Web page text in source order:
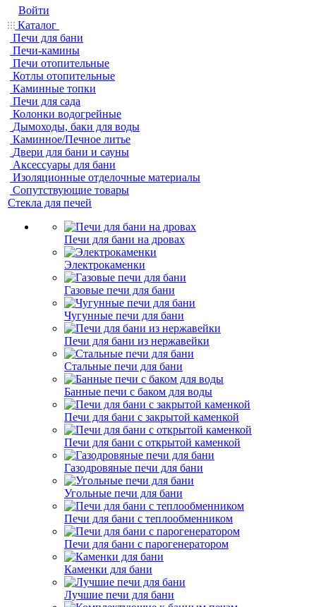
Войти
Каталог
Печи для бани
Печи-камины
Печи отопительные
Котлы отопительные
Каминные топки
Печи для сада
Колонки водогрейные
Дымоходы, баки для воды
Каминное/Печное литье
Двери для бани и сауны
Аксессуары для бани
Изоляционные отделочные материалы
Сопутствующие товары
Стекла для печей
Печи для бани на дровах
Электрокаменки
Газовые печи для бани
Чугунные печи для бани
Печи для бани из нержавейки
Стальные печи для бани
Банные печи с баком для воды
Печи для бани с закрытой каменкой
Печи для бани с открытой каменкой
Газодровяные печи для бани
Угольные печи для бани
Печи для бани с теплообменником
Печи для бани с парогенератором
Каменки для бани
Лучшие печи для бани